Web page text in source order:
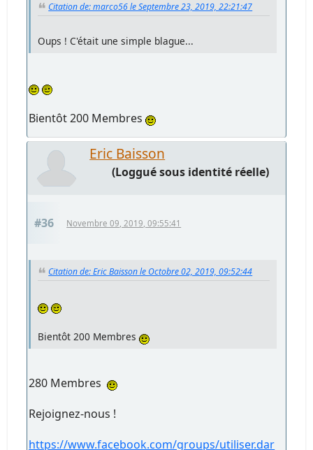
Citation de: marco56 le Septembre 23, 2019, 22:21:47
Oups ! C'était une simple blague...
Bientôt 200 Membres
Eric Baisson
(Loggué sous identité réelle)
#36 Novembre 09, 2019, 09:55:41
Citation de: Eric Baisson le Octobre 02, 2019, 09:52:44
Bientôt 200 Membres
280 Membres
Rejoignez-nous !
https://www.facebook.com/groups/utiliser.dar